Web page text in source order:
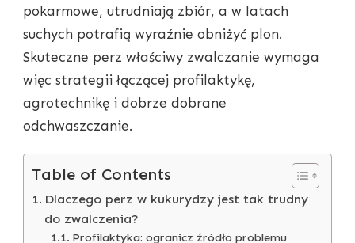
pokarmowe, utrudniają zbiór, a w latach
suchych potrafią wyraźnie obniżyć plon.
Skuteczne perz właściwy zwalczanie wymaga
więc strategii łączącej profilaktykę,
agrotechnikę i dobrze dobrane
odchwaszczanie.
Table of Contents
Dlaczego perz w kukurydzy jest tak trudny
do zwalczenia?
Profilaktyka: ogranicz źródło problemu